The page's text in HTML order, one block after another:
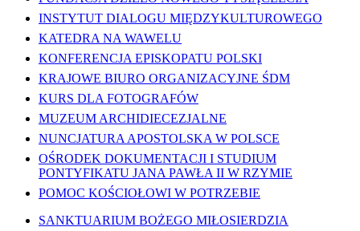
INSTYTUT DIALOGU MIĘDZYKULTUROWEGO
KATEDRA NA WAWELU
KONFERENCJA EPISKOPATU POLSKI
KRAJOWE BIURO ORGANIZACYJNE ŚDM
KURS DLA FOTOGRAFÓW
MUZEUM ARCHIDIECEZJALNE
NUNCJATURA APOSTOLSKA W POLSCE
OŚRODEK DOKUMENTACJI I STUDIUM
PONTYFIKATU JANA PAWŁA II W RZYMIE
POMOC KOŚCIOŁOWI W POTRZEBIE
SANKTUARIUM BOŻEGO MIŁOSIERDZIA